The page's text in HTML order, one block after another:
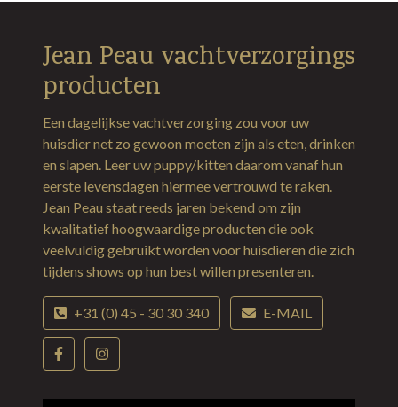
Jean Peau vachtverzorgings
producten
Een dagelijkse vachtverzorging zou voor uw
huisdier net zo gewoon moeten zijn als eten, drinken
en slapen. Leer uw puppy/kitten daarom vanaf hun
eerste levensdagen hiermee vertrouwd te raken.
Jean Peau staat reeds jaren bekend om zijn
kwalitatief hoogwaardige producten die ook
veelvuldig gebruikt worden voor huisdieren die zich
tijdens shows op hun best willen presenteren.
+31 (0) 45 - 30 30 340 E-MAIL